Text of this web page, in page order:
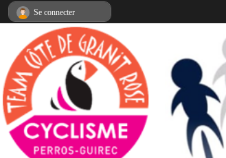
Se connecter
Panneau de gestion des cookies